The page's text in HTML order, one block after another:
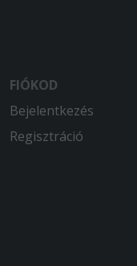
FIÓKOD
Bejelentkezés
Regisztráció